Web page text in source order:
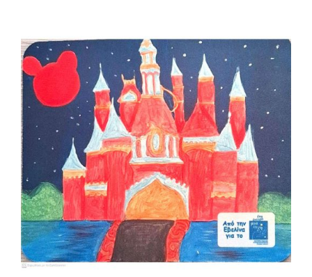
Επικοινωνία
Εισφορές